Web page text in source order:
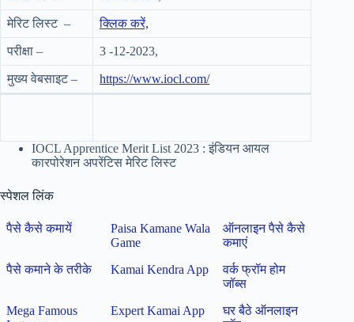
मेरिट लिस्ट – क्लिक करें,
परीक्षा – 3 -12-2023,
मुख्य वेबसाइट – https://www.iocl.com/
IOCL Apprentice Merit List 2023 : इंडियन आयल
कारपोरेशन अपरेंटिस मेरिट लिस्ट
स्पेशल लिंक
पैसे कैसे कमायें
Paisa Kamane Wala
Game
ऑनलाइन पैसे कैसे
कमाएं
पैसे कमाने के तरीके
Kamai Kendra App
वर्क फ्रॉम होम
जॉब्स
Mega Famous
Expert Kamai App
घर बैठे ऑनलाइन